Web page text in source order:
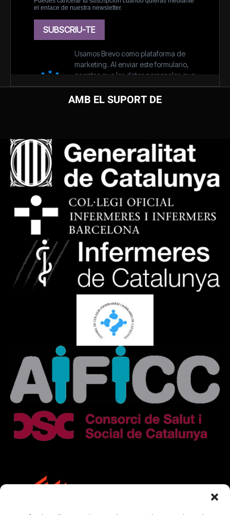
AMB EL SUPORT DE